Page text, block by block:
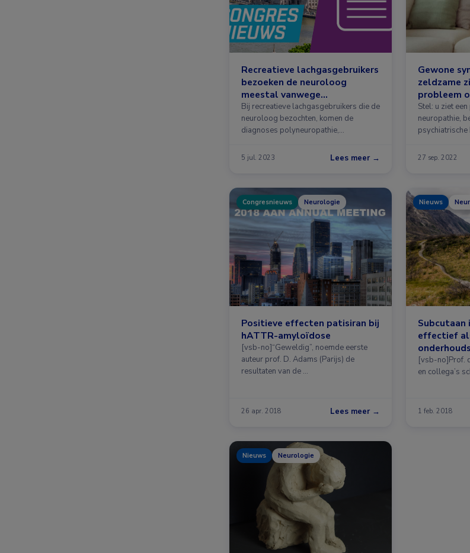
Recreatieve lachgasgebruikers
bezoeken de neuroloog
meestal vanwege
polyneuropathie, myelopathie
of encefalopathie
Bij recreatieve lachgasgebruikers die de
neuroloog bezochten, komen de
diagnoses polyneuropathie,
5 jul. 2023 Lees meer →
Gewone
zeldzame
probleem
raadsel?
Stel: u ziet
neuropathie,
psychiatrische
27 sep. 2022
Congresnieuws Neurologie
Positieve effecten patisiran bij
hATTR-amyloïdose
[vsb-no]“Geweldig”, noemde eerste
auteur prof. D. Adams (Parijs) de
resultaten van de …
26 apr. 2018 Lees meer →
Nieuws
Subcutaan
effectief
[vsb-no]Prof.
en collega’s
1 feb. 2018
Nieuws Neurologie